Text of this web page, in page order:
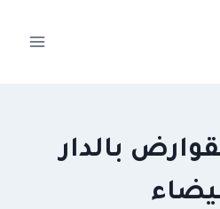
بالدار